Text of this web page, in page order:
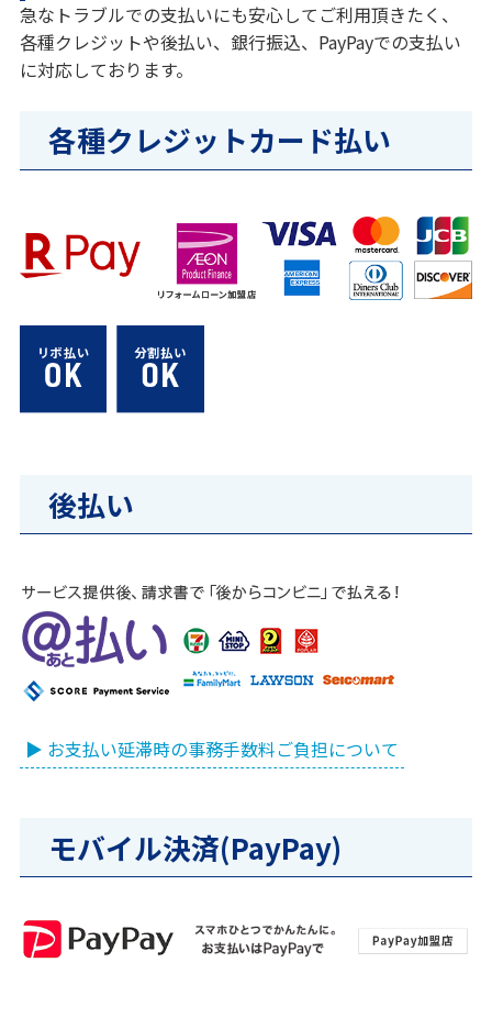
急なトラブルでの支払いにも安心してご利用頂きたく、
各種クレジットや後払い、銀行振込、PayPayでの支払い
に対応しております。
各種クレジットカード払い
後払い
▶ お支払い延滞時の事務手数料ご負担について
モバイル決済(PayPay)